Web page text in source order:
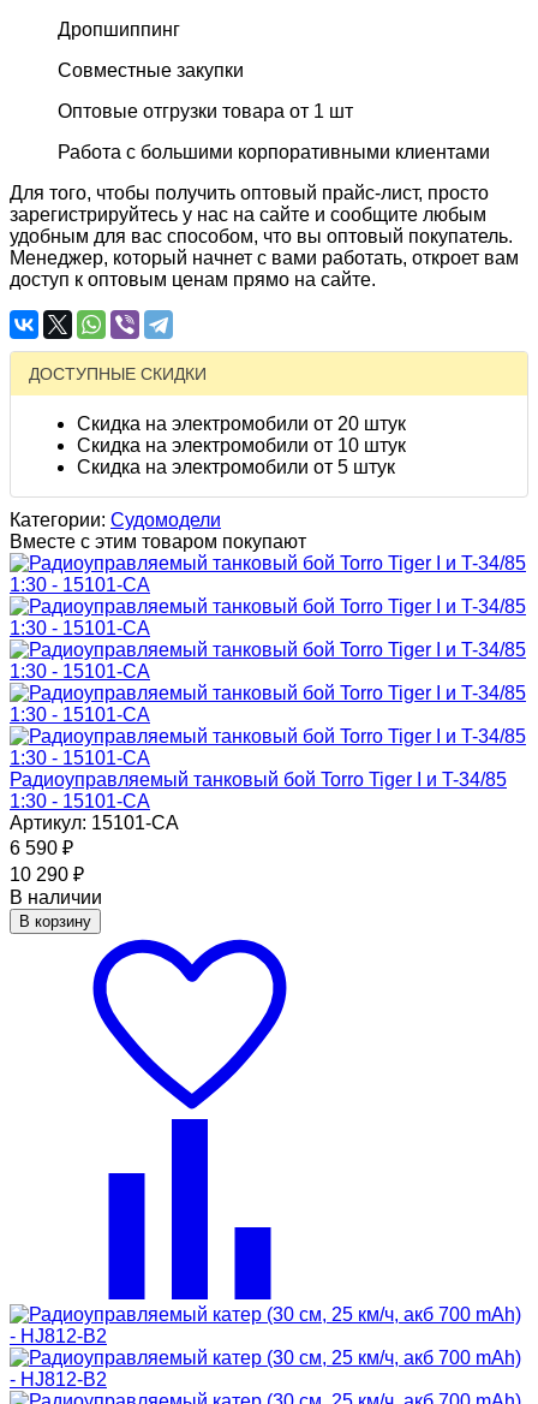
Дропшиппинг
Совместные закупки
Оптовые отгрузки товара от 1 шт
Работа с большими корпоративными клиентами
Для того, чтобы получить оптовый прайс-лист, просто
зарегистрируйтесь у нас на сайте и сообщите любым
удобным для вас способом, что вы оптовый покупатель.
Менеджер, который начнет с вами работать, откроет вам
доступ к оптовым ценам прямо на сайте.
ДОСТУПНЫЕ СКИДКИ
Скидка на электромобили от 20 штук
Скидка на электромобили от 10 штук
Скидка на электромобили от 5 штук
Категории: Судомодели
Вместе с этим товаром покупают
Радиоуправляемый танковый бой Torro Tiger I и T-34/85
1:30 - 15101-CA
Артикул: 15101-CA
6 590 ₽
10 290 ₽
В наличии
В корзину